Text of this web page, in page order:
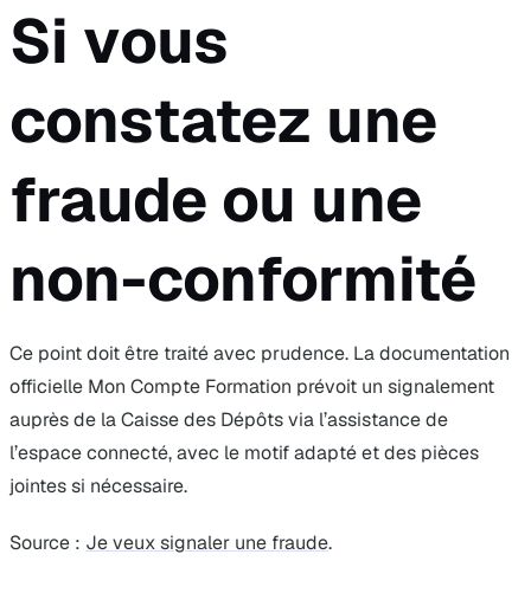
Si vous
constatez une
fraude ou une
non-conformité
Ce point doit être traité avec prudence. La documentation
officielle Mon Compte Formation prévoit un signalement
auprès de la Caisse des Dépôts via l’assistance de
l’espace connecté, avec le motif adapté et des pièces
jointes si nécessaire.
Source : Je veux signaler une fraude.